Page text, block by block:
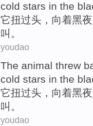
cold stars in the
它扭过头，向着黑夜
叫。
youdao
The animal threw
cold stars in the
它扭过头，向着黑夜
叫。
youdao